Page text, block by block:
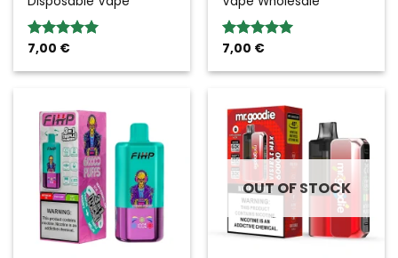
Rated5.00
7,00 € Rated5.00
7,00 €
OUT OF STOCK